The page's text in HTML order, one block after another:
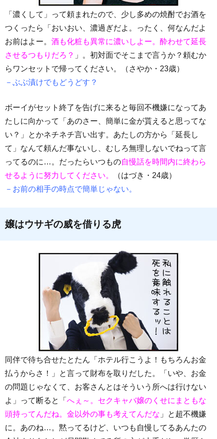
「濃くして」って頼まれたので、少し多めの焼酎でお酒を
つくったら「おいおい、濃過ぎだよ。ったく、何なんだよ
お前はよー。 酒も化粧も異常に濃いしよー。酔わせて延長
させるつもりだろ？ 」。初対面でそこまで言うか？頼むか
らワンセットで帰ってください。（さやか・23歳）
－ぶぶ漬けでもどうどす？
ボーイがセット終了を告げに来ると毎回不機嫌になってあ
たしに向かって「あのさー、簡単に金が貰えると思ってな
い？」とかネチネチ言い出す。あたしの方から「延長し
て」なんて頼んだ事ないし、むしろ無理しないでねって言
ってるのに…。だったらいつもの自慢話を時間内に終わら
せるように努力してください。
（はづき・24歳）
－お前の相手の時点で簡単じゃない。
嬢はウサギの威を借りる虎
同伴で待ち合せたとたん「ホテル行こうよ！もちろんお金
払うからさ！」と言って財布を取りだした。「いや、お金
の問題じゃなくて、お客さんとはそういう所へは行けない
よ」って断ると「 へぇ～。セクキャバ嬢のくせにまともな
頭持ってんだね。金以外の事も考えてんだな 」と超不機嫌
に。あのね…。黙ってるけど、いつも自慢してるあんたの